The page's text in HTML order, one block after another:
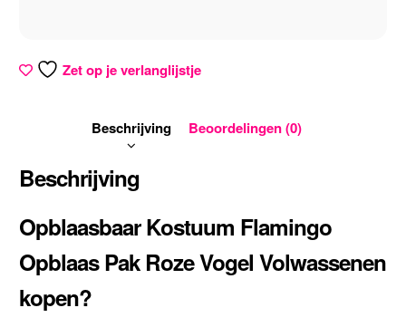
Zet op je verlanglijstje
Beschrijving Beoordelingen (0)
Beschrijving
Opblaasbaar Kostuum Flamingo
Opblaas Pak Roze Vogel Volwassenen
kopen?